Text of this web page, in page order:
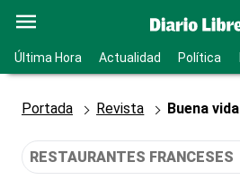
Última Hora Actualidad Política
Portada Revista Buena vida
RESTAURANTES FRANCESES